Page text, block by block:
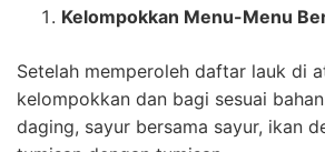
Kelompokkan Menu-Menu
Setelah memperoleh daftar lauk di
kelompokkan dan bagi sesuai
daging, sayur bersama sayur, ikan